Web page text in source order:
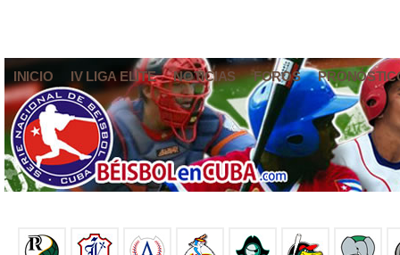
INICIO IV LIGA ELITE NOTICIAS FOROS